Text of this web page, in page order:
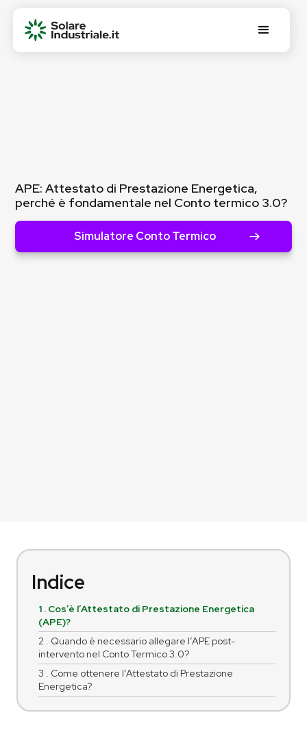
APE: Attestato di Prestazione Energetica,
perché è fondamentale nel Conto termico 3.0?
Simulatore Conto Termico
Indice
1 . Cos’è l’Attestato di Prestazione Energetica
(APE)?
2 . Quando è necessario allegare l’APE post-
intervento nel Conto Termico 3.0?
3 . Come ottenere l’Attestato di Prestazione
Energetica?